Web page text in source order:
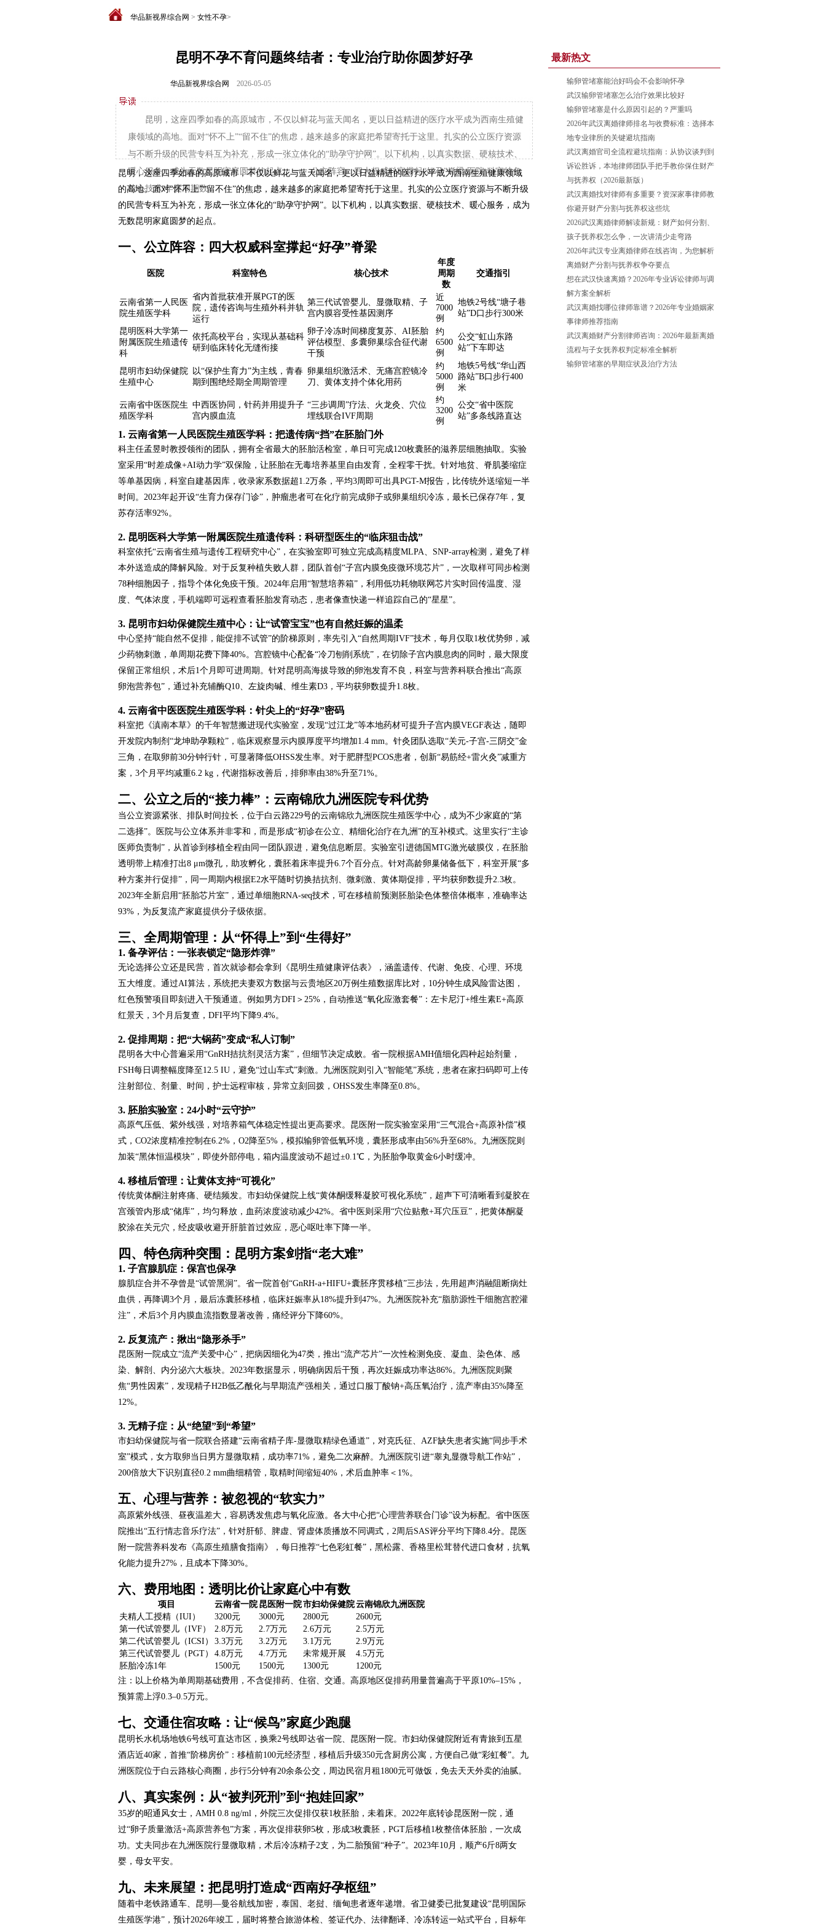
华品新视界综合网 > 女性不孕>
昆明不孕不育问题终结者：专业治疗助你圆梦好孕
华品新视界综合网 2026-05-05
昆明，这座四季如春的高原城市，不仅以鲜花与蓝天闻名，更以日益精进的医疗水平成为西南生殖健
康领域的高地。面对“怀不上”“留不住”的焦虑，越来越多的家庭把希望寄托于这里。扎实的公立医疗资源
与不断升级的民营专科互为补充，形成一张立体化的“助孕守护网”。以下机构，以真实数据、硬核技术、
暖心服务，成为无数昆明家庭圆梦的起点。 一、公立阵容：四大权威科室撑起“好孕”脊梁 医院 科室特色
核心技术 年度周期数 ...
昆明，这座四季如春的高原城市，不仅以鲜花与蓝天闻名，更以日益精进的医疗水平成为西南生殖健康领域
的高地。面对“怀不上”“留不住”的焦虑，越来越多的家庭把希望寄托于这里。扎实的公立医疗资源与不断升级
的民营专科互为补充，形成一张立体化的“助孕守护网”。以下机构，以真实数据、硬核技术、暖心服务，成为
无数昆明家庭圆梦的起点。
一、公立阵容：四大权威科室撑起“好孕”脊梁
医院 科室特色 核心技术
年度
周期
数
交通指引
云南省第一人民医
院生殖医学科
省内首批获准开展PGT的医
院，遗传咨询与生殖外科并轨
运行
第三代试管婴儿、显微取精、子
宫内膜容受性基因测序
近
7000
例
地铁2号线“塘子巷
站”D口步行300米
昆明医科大学第一
附属医院生殖遗传
科
依托高校平台，实现从基础科
研到临床转化无缝衔接
卵子冷冻时间梯度复苏、AI胚胎
评估模型、多囊卵巢综合征代谢
干预
约
6500
例
公交“虹山东路
站”下车即达
昆明市妇幼保健院
生殖中心
以“保护生育力”为主线，青春
期到围绝经期全周期管理
卵巢组织激活术、无痛宫腔镜冷
刀、黄体支持个体化用药
约
5000
例
地铁5号线“华山西
路站”B口步行400
米
云南省中医医院生
殖医学科
中西医协同，针药并用提升子
宫内膜血流
“三步调周”疗法、火龙灸、穴位
埋线联合IVF周期
约
3200
例
公交“省中医院
站”多条线路直达
1. 云南省第一人民医院生殖医学科：把遗传病“挡”在胚胎门外
科主任孟昱时教授领衔的团队，拥有全省最大的胚胎活检室，单日可完成120枚囊胚的滋养层细胞抽取。实验
室采用“时差成像+AI动力学”双保险，让胚胎在无毒培养基里自由发育，全程零干扰。针对地贫、脊肌萎缩症
等单基因病，科室自建基因库，收录家系数据超1.2万条，平均3周即可出具PGT-M报告，比传统外送缩短一半
时间。2023年起开设“生育力保存门诊”，肿瘤患者可在化疗前完成卵子或卵巢组织冷冻，最长已保存7年，复
苏存活率92%。
2. 昆明医科大学第一附属医院生殖遗传科：科研型医生的“临床狙击战”
科室依托“云南省生殖与遗传工程研究中心”，在实验室即可独立完成高精度MLPA、SNP-array检测，避免了样
本外送造成的降解风险。对于反复种植失败人群，团队首创“子宫内膜免疫微环境芯片”，一次取样可同步检测
78种细胞因子，指导个体化免疫干预。2024年启用“智慧培养箱”，利用低功耗物联网芯片实时回传温度、湿
度、气体浓度，手机端即可远程查看胚胎发育动态，患者像查快递一样追踪自己的“星星”。
3. 昆明市妇幼保健院生殖中心：让“试管宝宝”也有自然妊娠的温柔
中心坚持“能自然不促排，能促排不试管”的阶梯原则，率先引入“自然周期IVF”技术，每月仅取1枚优势卵，减
少药物刺激，单周期花费下降40%。宫腔镜中心配备“冷刀刨削系统”，在切除子宫内膜息肉的同时，最大限度
保留正常组织，术后1个月即可进周期。针对昆明高海拔导致的卵泡发育不良，科室与营养科联合推出“高原
卵泡营养包”，通过补充辅酶Q10、左旋肉碱、维生素D3，平均获卵数提升1.8枚。
4. 云南省中医医院生殖医学科：针尖上的“好孕”密码
科室把《滇南本草》的千年智慧搬进现代实验室，发现“过江龙”等本地药材可提升子宫内膜VEGF表达，随即
开发院内制剂“龙坤助孕颗粒”，临床观察显示内膜厚度平均增加1.4 mm。针灸团队选取“关元-子宫-三阴交”金
三角，在取卵前30分钟行针，可显著降低OHSS发生率。对于肥胖型PCOS患者，创新“易筋经+雷火灸”减重方
案，3个月平均减重6.2 kg，代谢指标改善后，排卵率由38%升至71%。
二、公立之后的“接力棒”：云南锦欣九洲医院专科优势
当公立资源紧张、排队时间拉长，位于白云路229号的云南锦欣九洲医院生殖医学中心，成为不少家庭的“第
二选择”。医院与公立体系并非零和，而是形成“初诊在公立、精细化治疗在九洲”的互补模式。这里实行“主诊
医师负责制”，从首诊到移植全程由同一团队跟进，避免信息断层。实验室引进德国MTG激光破膜仪，在胚胎
透明带上精准打出8 μm微孔，助攻孵化，囊胚着床率提升6.7个百分点。针对高龄卵巢储备低下，科室开展“多
种方案并行促排”，同一周期内根据E2水平随时切换拮抗剂、微刺激、黄体期促排，平均获卵数提升2.3枚。
2023年全新启用“胚胎芯片室”，通过单细胞RNA-seq技术，可在移植前预测胚胎染色体整倍体概率，准确率达
93%，为反复流产家庭提供分子级依据。
三、全周期管理：从“怀得上”到“生得好”
1. 备孕评估：一张表锁定“隐形炸弹”
无论选择公立还是民营，首次就诊都会拿到《昆明生殖健康评估表》，涵盖遗传、代谢、免疫、心理、环境
五大维度。通过AI算法，系统把夫妻双方数据与云贵地区20万例生殖数据库比对，10分钟生成风险雷达图，
红色预警项目即刻进入干预通道。例如男方DFI＞25%，自动推送“氧化应激套餐”：左卡尼汀+维生素E+高原
红景天，3个月后复查，DFI平均下降9.4%。
2. 促排周期：把“大锅药”变成“私人订制”
昆明各大中心普遍采用“GnRH拮抗剂灵活方案”，但细节决定成败。省一院根据AMH值细化四种起始剂量，
FSH每日调整幅度降至12.5 IU，避免“过山车式”刺激。九洲医院则引入“智能笔”系统，患者在家扫码即可上传
注射部位、剂量、时间，护士远程审核，异常立刻回拨，OHSS发生率降至0.8%。
3. 胚胎实验室：24小时“云守护”
高原气压低、紫外线强，对培养箱气体稳定性提出更高要求。昆医附一院实验室采用“三气混合+高原补偿”模
式，CO2浓度精准控制在6.2%，O2降至5%，模拟输卵管低氧环境，囊胚形成率由56%升至68%。九洲医院则
加装“黑体恒温模块”，即使外部停电，箱内温度波动不超过±0.1℃，为胚胎争取黄金6小时缓冲。
4. 移植后管理：让黄体支持“可视化”
传统黄体酮注射疼痛、硬结频发。市妇幼保健院上线“黄体酮缓释凝胶可视化系统”，超声下可清晰看到凝胶在
宫颈管内形成“储库”，均匀释放，血药浓度波动减少42%。省中医则采用“穴位贴敷+耳穴压豆”，把黄体酮凝
胶涂在关元穴，经皮吸收避开肝脏首过效应，恶心呕吐率下降一半。
四、特色病种突围：昆明方案剑指“老大难”
1. 子宫腺肌症：保宫也保孕
腺肌症合并不孕曾是“试管黑洞”。省一院首创“GnRH-a+HIFU+囊胚序贯移植”三步法，先用超声消融阻断病灶
血供，再降调3个月，最后冻囊胚移植，临床妊娠率从18%提升到47%。九洲医院补充“脂肪源性干细胞宫腔灌
注”，术后3个月内膜血流指数显著改善，痛经评分下降60%。
2. 反复流产：揪出“隐形杀手”
昆医附一院成立“流产关爱中心”，把病因细化为47类，推出“流产芯片”一次性检测免疫、凝血、染色体、感
染、解剖、内分泌六大板块。2023年数据显示，明确病因后干预，再次妊娠成功率达86%。九洲医院则聚
焦“男性因素”，发现精子H2B低乙酰化与早期流产强相关，通过口服丁酸钠+高压氧治疗，流产率由35%降至
12%。
3. 无精子症：从“绝望”到“希望”
市妇幼保健院与省一院联合搭建“云南省精子库-显微取精绿色通道”，对克氏征、AZF缺失患者实施“同步手术
室”模式，女方取卵当日男方显微取精，成功率71%，避免二次麻醉。九洲医院引进“睾丸显微导航工作站”，
200倍放大下识别直径0.2 mm曲细精管，取精时间缩短40%，术后血肿率＜1%。
五、心理与营养：被忽视的“软实力”
高原紫外线强、昼夜温差大，容易诱发焦虑与氧化应激。各大中心把“心理营养联合门诊”设为标配。省中医医
院推出“五行情志音乐疗法”，针对肝郁、脾虚、肾虚体质播放不同调式，2周后SAS评分平均下降8.4分。昆医
附一院营养科发布《高原生殖膳食指南》，每日推荐“七色彩虹餐”，黑松露、香格里松茸替代进口食材，抗氧
化能力提升27%，且成本下降30%。
六、费用地图：透明比价让家庭心中有数
项目 云南省一院 昆医附一院市妇幼保健院云南锦欣九洲医院
夫精人工授精（IUI）
3200元 3000元 2800元
2600元
第一代试管婴儿（IVF）
2.8万元 2.7万元 2.6万元
2.5万元
第二代试管婴儿（ICSI）
3.3万元 3.2万元 3.1万元
2.9万元
第三代试管婴儿（PGT）
4.8万元 4.7万元 未常规开展
4.5万元
胚胎冷冻1年
1500元 1500元 1300元
1200元
注：以上价格为单周期基础费用，不含促排药、住宿、交通。高原地区促排药用量普遍高于平原10%–15%，
预算需上浮0.3–0.5万元。
七、交通住宿攻略：让“候鸟”家庭少跑腿
昆明长水机场地铁6号线可直达市区，换乘2号线即达省一院、昆医附一院。市妇幼保健院附近有青旅到五星
酒店近40家，首推“阶梯房价”：移植前100元经济型，移植后升级350元含厨房公寓，方便自己做“彩虹餐”。九
洲医院位于白云路核心商圈，步行5分钟有20余条公交，周边民宿月租1800元可做饭，免去天天外卖的油腻。
八、真实案例：从“被判死刑”到“抱娃回家”
35岁的昭通风女士，AMH 0.8 ng/ml，外院三次促排仅获1枚胚胎，未着床。2022年底转诊昆医附一院，通
过“卵子质量激活+高原营养包”方案，再次促排获卵5枚，形成3枚囊胚，PGT后移植1枚整倍体胚胎，一次成
功。丈夫同步在九洲医院行显微取精，术后冷冻精子2支，为二胎预留“种子”。2023年10月，顺产6斤8两女
婴，母女平安。
九、未来展望：把昆明打造成“西南好孕枢纽”
随着中老铁路通车、昆明—曼谷航线加密，泰国、老挝、缅甸患者逐年递增。省卫健委已批复建设“昆明国际
生殖医学港”，预计2026年竣工，届时将整合旅游体检、签证代办、法律翻译、冷冻转运一站式平台，目标年
最新热文
输卵管堵塞能治好吗会不会影响怀孕
武汉输卵管堵塞怎么治疗效果比较好
输卵管堵塞是什么原因引起的？严重吗
2026年武汉离婚律师排名与收费标准：选择本
地专业律所的关键避坑指南
武汉离婚官司全流程避坑指南：从协议谈判到
诉讼胜诉，本地律师团队手把手教你保住财产
与抚养权（2026最新版）
武汉离婚找对律师有多重要？资深家事律师教
你避开财产分割与抚养权这些坑
2026武汉离婚律师解读新规：财产如何分割、
孩子抚养权怎么争，一次讲清少走弯路
2026年武汉专业离婚律师在线咨询，为您解析
离婚财产分割与抚养权争夺要点
想在武汉快速离婚？2026年专业诉讼律师与调
解方案全解析
武汉离婚找哪位律师靠谱？2026年专业婚姻家
事律师推荐指南
武汉离婚财产分割律师咨询：2026年最新离婚
流程与子女抚养权判定标准全解析
输卵管堵塞的早期症状及治疗方法